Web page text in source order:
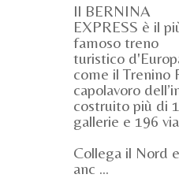
Il BERNINA
EXPRESS è il
famoso treno
turistico
come il Trenino
capolavoro
costruito più di
gallerie e 196
Collega il Nord
anc ...